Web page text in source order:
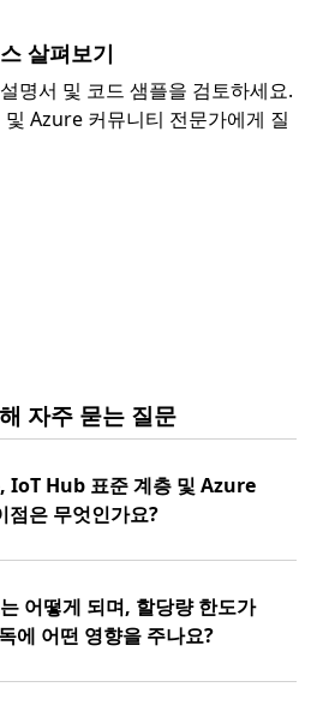
살펴보기
명서 및 코드 샘플을 검토하세요.
Azure 커뮤니티 전문가에게 질
자주 묻는 질문
IoT Hub 표준 계층 및 Azure
은 무엇인가요?
어떻게 되며, 할당량 한도가
에 어떤 영향을 주나요?